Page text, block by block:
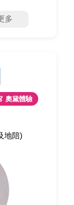
多
奧黛體驗
地陪)